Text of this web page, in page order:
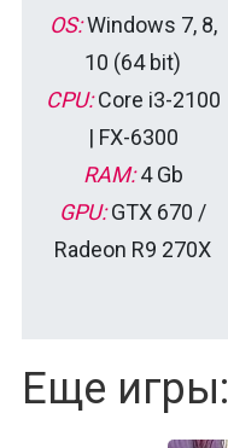
OS:Windows 7, 8,
10 (64 bit)
CPU:Core i3-2100
| FX-6300
RAM:4 Gb
GPU:GTX 670 /
Radeon R9 270X
Еще игры: